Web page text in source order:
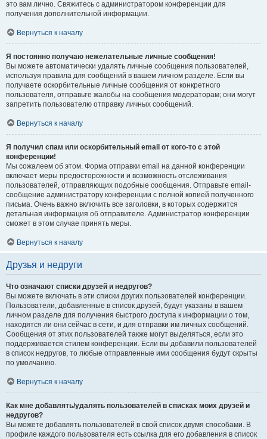
это вам лично. Свяжитесь с администратором конференции для
получения дополнительной информации.
Вернуться к началу
Я постоянно получаю нежелательные личные сообщения!
Вы можете автоматически удалять личные сообщения пользователей,
используя правила для сообщений в вашем личном разделе. Если вы
получаете оскорбительные личные сообщения от конкретного
пользователя, отправьте жалобы на сообщения модераторам; они могут
запретить пользователю отправку личных сообщений.
Вернуться к началу
Я получил спам или оскорбительный email от кого-то с этой
конференции!
Мы сожалеем об этом. Форма отправки email на данной конференции
включает меры предосторожности и возможность отслеживания
пользователей, отправляющих подобные сообщения. Отправьте email-
сообщение администратору конференции с полной копией полученного
письма. Очень важно включить все заголовки, в которых содержится
детальная информация об отправителе. Администратор конференции
сможет в этом случае принять меры.
Вернуться к началу
Друзья и недруги
Что означают списки друзей и недругов?
Вы можете включать в эти списки других пользователей конференции.
Пользователи, добавленные в список друзей, будут указаны в вашем
личном разделе для получения быстрого доступа к информации о том,
находятся ли они сейчас в сети, и для отправки им личных сообщений.
Сообщения от этих пользователей также могут выделяться, если это
поддерживается стилем конференции. Если вы добавили пользователей
в список недругов, то любые отправленные ими сообщения будут скрыты
по умолчанию.
Вернуться к началу
Как мне добавлять/удалять пользователей в списках моих друзей и
недругов?
Вы можете добавлять пользователей в свой список двумя способами. В
профиле каждого пользователя есть ссылка для его добавления в список